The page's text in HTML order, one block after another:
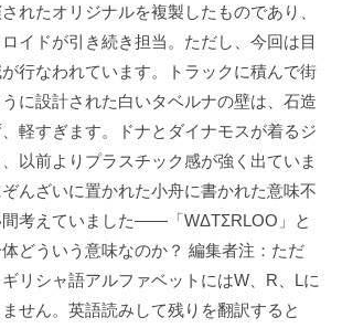
れたオリジナルを複製したものであり、
イドが引き続き担当。ただし、今回は目
行なわれています。トラックに積んで街
に設計された白いタベルナの壁は、石造
軽すぎます。ドナとダイナモスが着るジ
以前よりプラスチック感が強く出ていま
んざいに置かれた小舟に書かれた意味不
間考えていました――「WΔTΣRLOO」と
どういう意味なのか？ 編集者注：ただ
リシャ語アルファベットにはW、R、Lに
せん。英語読みして残りを翻訳すると